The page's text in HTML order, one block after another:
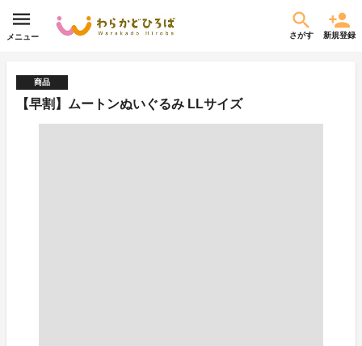
メニュー さがす 新規登録
商品
【早割】ムートンぬいぐるみ LLサイズ